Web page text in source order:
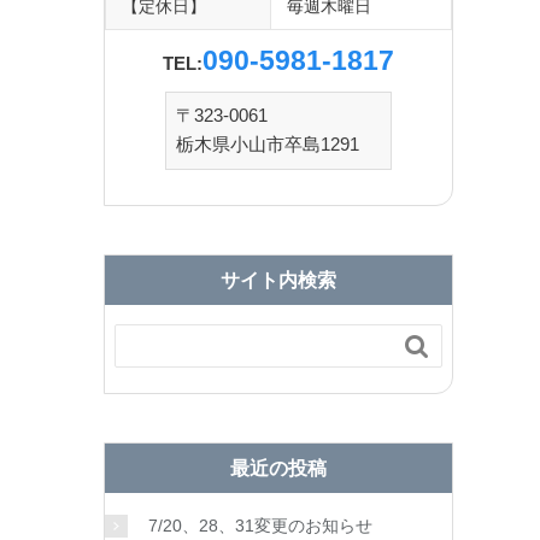
【定休日】 毎週木曜日
TEL:090-5981-1817
〒323-0061
栃木県小山市卒島1291
サイト内検索

最近の投稿
7/20、28、31変更のお知らせ